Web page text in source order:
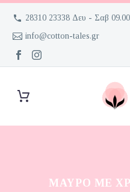
28310 23338 Δευ - Σαβ
info@cotton-tales.gr
ΜΑΎΡΟ ΜΕ